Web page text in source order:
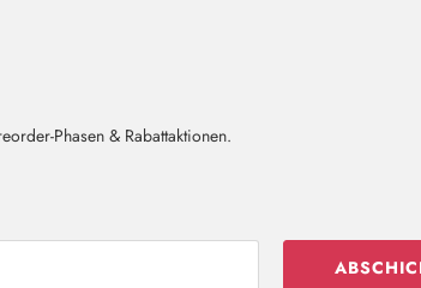
Phasen & Rabattaktionen.